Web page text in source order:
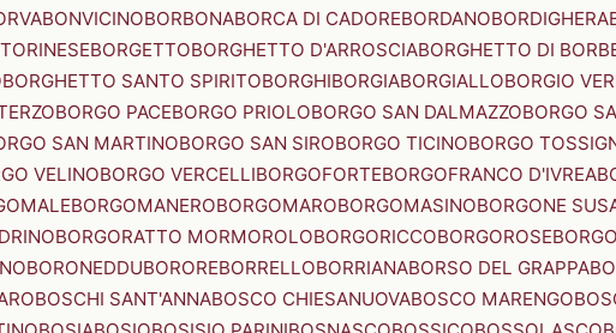
BONVICINOBORBONABORCA DI CADOREBORDANOBORDIGHERA
BORGETTOBORGHETTO D'ARROSCIABORGHETTO DI
BORGHETTO SANTO SPIRITOBORGHIBORGIABORGIALLOBORGIO
BORGO PACEBORGO PRIOLOBORGO SAN DALMAZZOBORGO
SAN MARTINOBORGO SAN SIROBORGO TICINOBORGO
VELINOBORGO VERCELLIBORGOFORTEBORGOFRANCO D'IVREA
BORGOMANEROBORGOMAROBORGOMASINOBORGONE
BORGORATTO MORMOROLOBORGORICCOBORGOROSE
BORONEDDUBOROREBORRELLOBORRIANABORSO DEL GRAPPA
BOSCHI SANT'ANNABOSCO CHIESANUOVABOSCO MARENGO